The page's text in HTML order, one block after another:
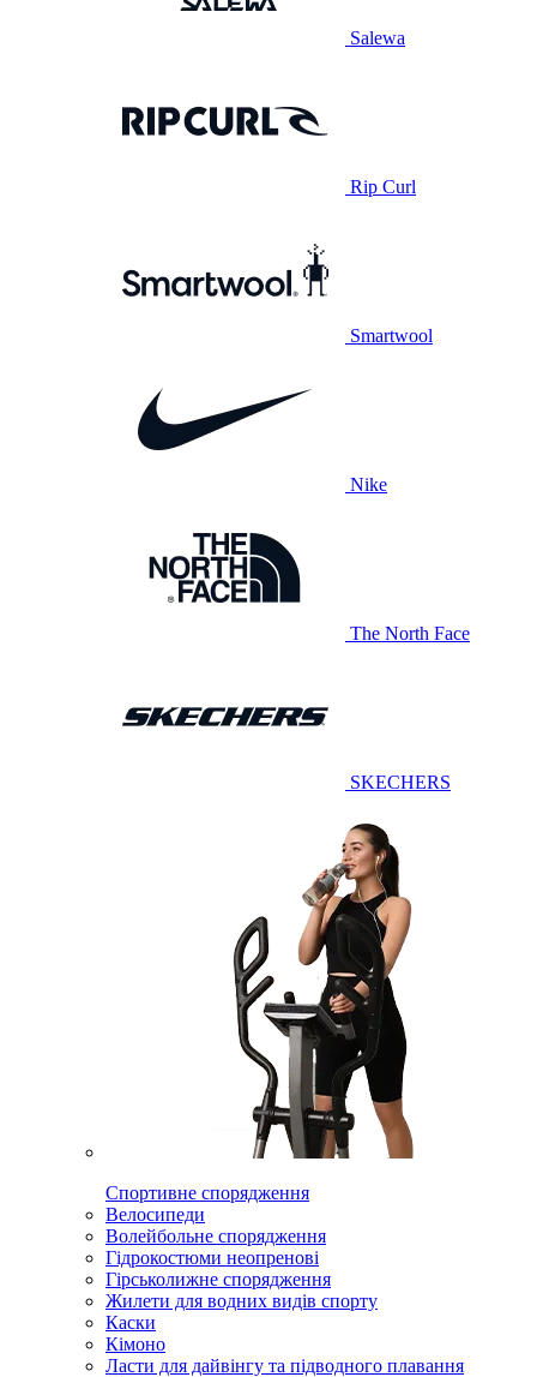
Salewa
Rip Curl
Smartwool
Nike
The North Face
SKECHERS
Спортивне спорядження
Велосипеди
Волейбольне спорядження
Гідрокостюми неопренові
Гірськолижне спорядження
Жилети для водних видів спорту
Каски
Кімоно
Ласти для дайвінгу та підводного плавання